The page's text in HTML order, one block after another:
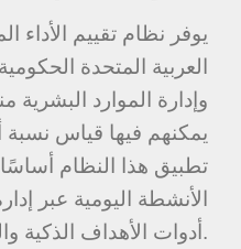
يوفر نظام تقييم الأداء
العربية المتحدة
وإدارة الموارد
يمكنهم فيها قياس
تطبيق هذا النظام
الأنشطة اليومية عبر
أدوات الأهداف الذكية والكفاءات السلوكية.